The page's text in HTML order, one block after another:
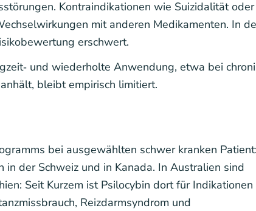
Kontraindikationen wie Suizidalität oder
mit anderen Medikamenten. In
erschwert.
und wiederholte Anwendung, etwa bei
bleibt empirisch limitiert.
bei ausgewählten schwer kranken
der Schweiz und in Kanada. In Australien sind
Seit Kurzem ist Psilocybin dort für
Reizdarmsyndrom und